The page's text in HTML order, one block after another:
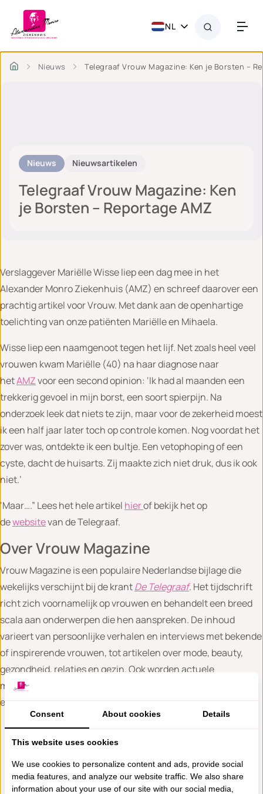
NL
Nieuws Telegraaf Vrouw Magazine: Ken je Borsten –
Nieuws Nieuwsartikelen
Telegraaf Vrouw Magazine: Ken
je Borsten – Reportage AMZ
Verslaggever Mariëlle Wisse liep een dag mee in het
Alexander Monro Ziekenhuis (AMZ) en schreef daarover een
prachtig artikel voor Vrouw. Met dank aan de openhartige
toelichting van onze patiënten Mariëlle en Mihaela.
Wisse liep een naamgenoot tegen het lijf. Net zoals heel veel
vrouwen kwam Mariëlle (40) na haar diagnose naar
hetAMZvoor een second opinion: ‘Ik had al maanden een
trekkerig gevoel in mijn borst, een soort spierpijn. Na
onderzoek leek dat niets te zijn, maar voor de zekerheid moest
ik een half jaar later toch op controle komen. Nog voordat het
zover was, ontdekte ik een bultje. Een vetophoping of een
cyste, dacht de huisarts. Zij maakte zich niet druk, dus ik ook
niet.’
‘Maar….” Lees het hele artikel hierof bekijk het op
dewebsitevan de Telegraaf.
Over Vrouw Magazine
Vrouw Magazine is een populaire Nederlandse bijlage die
wekelijks verschijnt bij de krantDe Telegraaf. Het tijdschrift
richt zich voornamelijk op vrouwen en behandelt een breed
scala aan onderwerpen die hen aanspreken. De inhoud
varieert van persoonlijke verhalen en interviews met bekende
of inspirerende vrouwen, tot artikelen over mode, beauty,
gezondheid, relaties en gezin. Ook worden actuele
maatschappelijke thema’s zoals werk, opvoeding en
emancipatie besproken.
Deel dit nieuwsartikel
Consent About cookies Details
This website uses cookies
We use cookies to personalize content and ads, provide social
media features, and analyze our website traffic. We also share
information about your use of our site with our social media,